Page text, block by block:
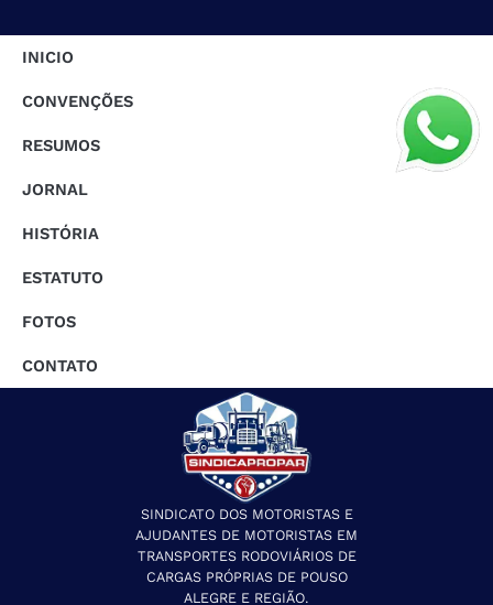
INICIO
CONVENÇÕES
RESUMOS
JORNAL
HISTÓRIA
ESTATUTO
FOTOS
CONTATO
SINDICATO DOS MOTORISTAS E
AJUDANTES DE MOTORISTAS EM
TRANSPORTES RODOVIÁRIOS DE
CARGAS PRÓPRIAS DE POUSO
ALEGRE E REGIÃO.